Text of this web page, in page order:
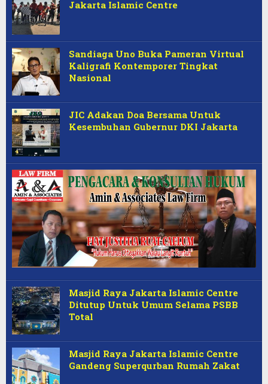
Jakarta Islamic Centre
Sandiaga Uno Buka Pameran Virtual
Kaligrafi Kontemporer Tingkat
Nasional
JIC Adakan Doa Bersama Untuk
Kesembuhan Gubernur DKI Jakarta
Masjid Raya Jakarta Islamic Centre
Ditutup Untuk Umum Selama PSBB
Total
Masjid Raya Jakarta Islamic Centre
Gandeng Superqurban Rumah Zakat